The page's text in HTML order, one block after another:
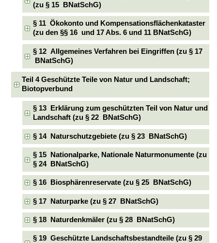
(zu § 15 BNatSchG)
§ 11 Ökokonto und Kompensationsflächenkataster
(zu den §§ 16 und 17 Abs. 6 und 11 BNatSchG)
§ 12 Allgemeines Verfahren bei Eingriffen (zu § 17
BNatSchG)
Teil 4 Geschützte Teile von Natur und Landschaft;
Biotopverbund
§ 13 Erklärung zum geschützten Teil von Natur und
Landschaft (zu § 22 BNatSchG)
§ 14 Naturschutzgebiete (zu § 23 BNatSchG)
§ 15 Nationalparke, Nationale Naturmonumente (zu
§ 24 BNatSchG)
§ 16 Biosphärenreservate (zu § 25 BNatSchG)
§ 17 Naturparke (zu § 27 BNatSchG)
§ 18 Naturdenkmäler (zu § 28 BNatSchG)
§ 19 Geschützte Landschaftsbestandteile (zu § 29